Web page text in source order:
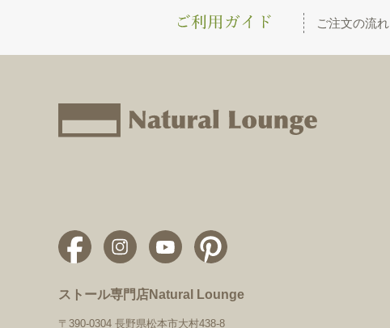
ご注文の流れ
ストール専門店Natural Lounge
〒390-0304 長野県松本市大村438-8